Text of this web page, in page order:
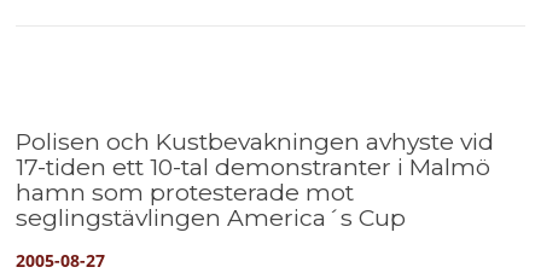
Polisen och Kustbevakningen avhyste vid
17-tiden ett 10-tal demonstranter i Malmö
hamn som protesterade mot
seglingstävlingen America´s Cup
2005-08-27